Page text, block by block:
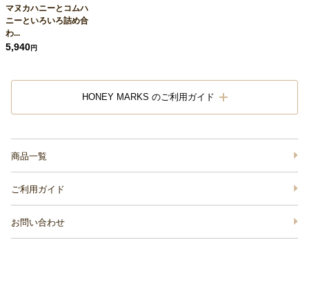
マヌカハニーとコムハ
ニーといろいろ詰め合
わ...
5,940円
HONEY MARKS のご利用ガイド
商品一覧
ご利用ガイド
お問い合わせ